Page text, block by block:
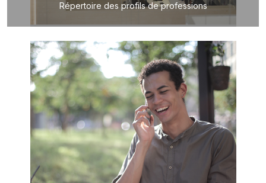
Répertoire des profils de professions